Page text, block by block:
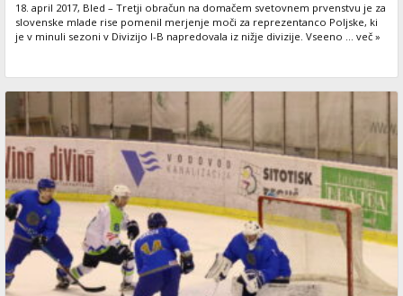
18. april 2017, Bled – Tretji obračun na domačem svetovnem prvenstvu je za
slovenske mlade rise pomenil merjenje moči za reprezentanco Poljske, ki
je v minuli sezoni v Divizijo I-B napredovala iz nižje divizije. Vseeno ... več »